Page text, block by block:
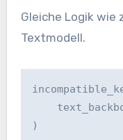
Gleiche Logik wie
Textmodell.
)